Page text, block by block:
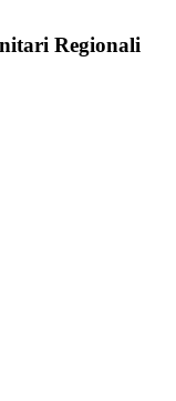
Regionali